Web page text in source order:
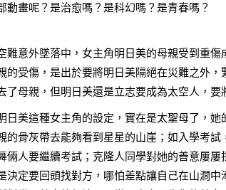
動畫呢？是治愈嗎？是科幻嗎？是青春嗎？
難意外墜落中，女主角明日美的母親受到重
的受傷，是出於要將明日美隔絕在災難之外
了母親，但明日美還是立志要成為太空人，要
日美這種女主角的設定，實在是太聖母了，
的骨灰帶去能夠看到星星的山崖；如入學考
倆人要繼續考試；克隆人同學對她的善意屢
決定要回頭找對方，哪怕差點讓自己在山澗